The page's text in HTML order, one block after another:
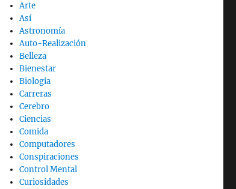
Arte
Así
Astronomía
Auto-Realización
Belleza
Bienestar
Biologia
Carreras
Cerebro
Ciencias
Comida
Computadores
Conspiraciones
Control Mental
Curiosidades